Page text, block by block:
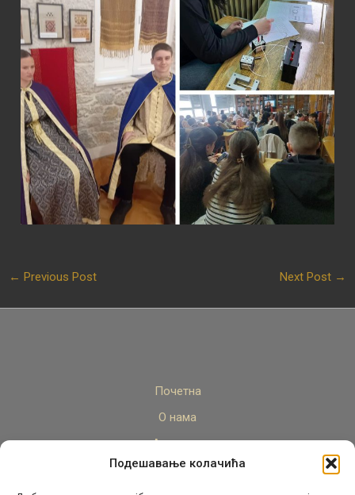
Подешавање колачића
← Previous Post Next Post →
Почетна
О нама
Актуелно
Стручни кадар